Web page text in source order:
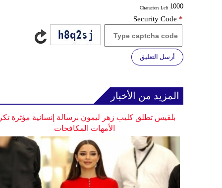
: Characters Left
Security Code *
أرسل التعليق
المزيد من الأخبار
بلقيس تطلق كليب زهر ليمون برسالة إنسانية مؤثرة
الأمهات المكافحات